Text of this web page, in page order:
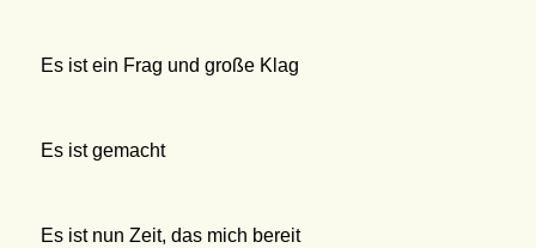
Es ist ein Frag und große Klag
Es ist gemacht
Es ist nun Zeit, das mich bereit